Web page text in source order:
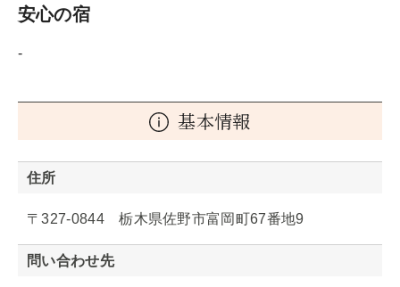
安心の宿
-
基本情報
住所
〒327-0844 栃木県佐野市富岡町67番地9
問い合わせ先